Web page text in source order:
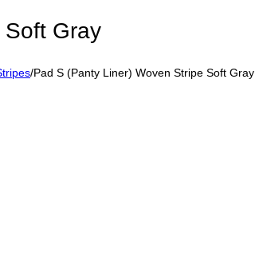
Gray
/Pad S (Panty Liner) Woven Stripe Soft Gray